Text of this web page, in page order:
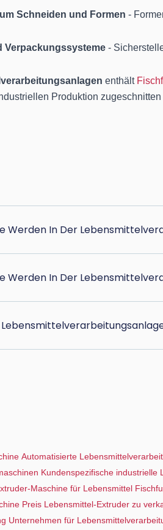
Schneiden und Formen -
Verpackungssysteme -
enthält
Produktion
Werden In Der
Werden In Der
Automatisierte
Kundenspezifische industrielle
Maschine für Lebensmittel
Preis Lebensmittel-Extruder zu
Unternehmen für